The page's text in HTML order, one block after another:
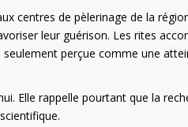
centres de pèlerinage de la
leur guérison. Les rites
perçue comme une
Elle rappelle pourtant que la